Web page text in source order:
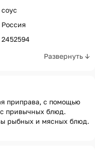
Развернуть ↓
соус
Россия
2452594
приправа, с помощью
привычных блюд.
рыбных и мясных блюд.